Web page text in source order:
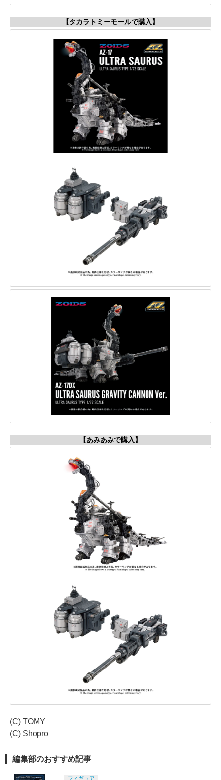
【タカラトミーモールで購入】
【あみあみで購入】
(C) TOMY
(C) Shopro
編集部のおすすめ記事
フィギュア